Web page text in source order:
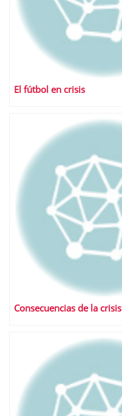
El fútbol en crisis
Consecuencias de la crisis